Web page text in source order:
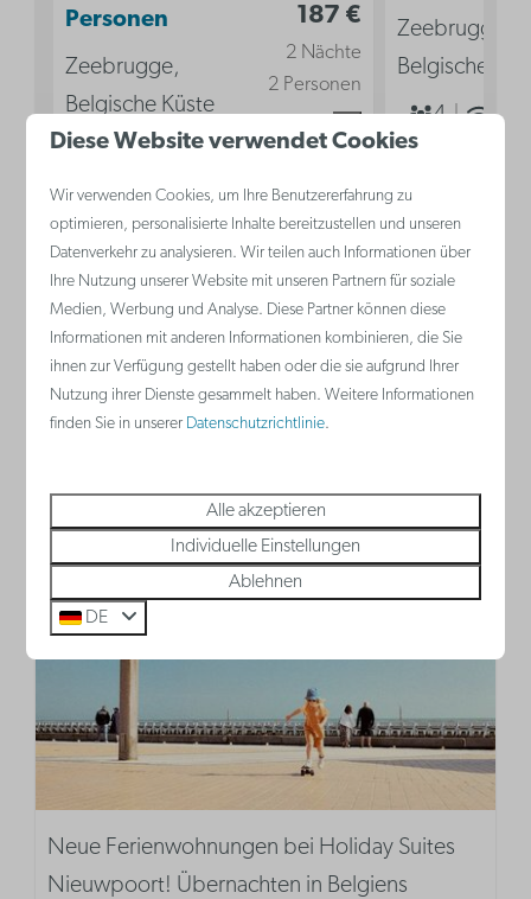
187 €
2 Nächte
2 Personen
Personen
Zeebrugge,
Belgische Küste
2
Ja
Ja
2
Klimaanlage
Doppelbett im Wohnzimmer
Ansehen
Zeebrugge,
Belgische
4
Ja
Küche
Nieuwpoort
Belgien - Belgische Küste
Neue Ferienwohnungen bei Holiday Suites
Nieuwpoort! Übernachten in Belgiens
Diese Website verwendet Cookies
Wir verwenden Cookies, um Ihre Benutzererfahrung zu
optimieren, personalisierte Inhalte bereitzustellen und unseren
Datenverkehr zu analysieren. Wir teilen auch Informationen über
Ihre Nutzung unserer Website mit unseren Partnern für soziale
Medien, Werbung und Analyse. Diese Partner können diese
Informationen mit anderen Informationen kombinieren, die Sie
ihnen zur Verfügung gestellt haben oder die sie aufgrund Ihrer
Nutzung ihrer Dienste gesammelt haben. Weitere Informationen
finden Sie in unserer Datenschutzrichtlinie.
Alle akzeptieren
Individuelle Einstellungen
Ablehnen
DE